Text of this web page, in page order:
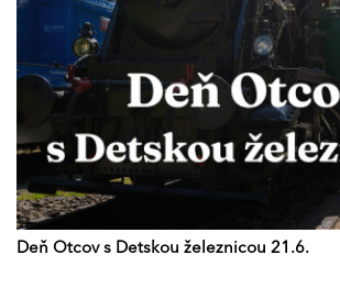
Deň Otcov s Detskou železnicou 21.6.